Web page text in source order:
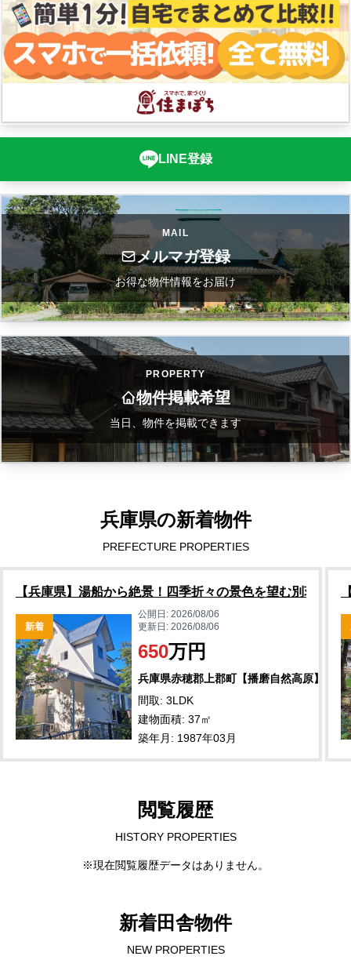
LINE登録
MAIL
メルマガ登録
お得な物件情報をお届け
PROPERTY
物件掲載希望
当日、物件を掲載できます
兵庫県の新着物件
PREFECTURE PROPERTIES
【兵庫県】湯船から絶景！四季折々の景色を望む別荘物件
新着
公開日:2026/08/06
更新日:2026/08/06
650万円
兵庫県赤穂郡上郡町【播磨自然高原】
間取: 3LDK
建物面積: 37㎡
築年月: 1987年03月
閲覧履歴
HISTORY PROPERTIES
※現在閲覧履歴データはありません。
新着田舎物件
NEW PROPERTIES